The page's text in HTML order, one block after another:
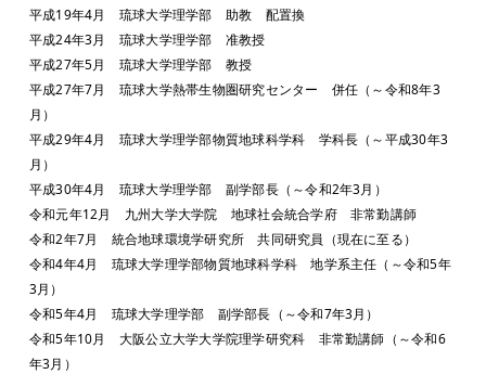
平成19年4月 琉球大学理学部 助教 配置換
平成24年3月 琉球大学理学部 准教授
平成27年5月 琉球大学理学部 教授
平成27年7月 琉球大学熱帯生物圏研究センター 併任（～令和8年3
月）
平成29年4月 琉球大学理学部物質地球科学科 学科長（～平成30年3
月）
平成30年4月 琉球大学理学部 副学部長（～令和2年3月）
令和元年12月 九州大学大学院 地球社会統合学府 非常勤講師
令和2年7月 統合地球環境学研究所 共同研究員（現在に至る）
令和4年4月 琉球大学理学部物質地球科学科 地学系主任（～令和5年
3月）
令和5年4月 琉球大学理学部 副学部長（～令和7年3月）
令和5年10月 大阪公立大学大学院理学研究科 非常勤講師（～令和6
年3月）